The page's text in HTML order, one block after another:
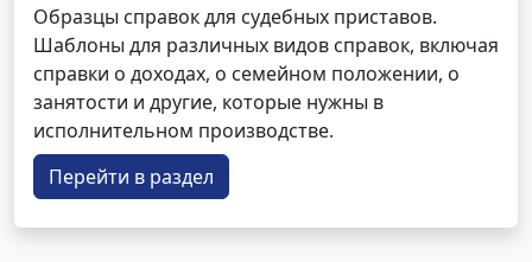
Образцы справок для судебных приставов.
Шаблоны для различных видов справок, включая
справки о доходах, о семейном положении, о
занятости и другие, которые нужны в
исполнительном производстве.
Перейти в раздел